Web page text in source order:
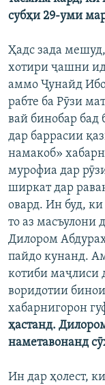
субҳи 29-уми
Ҳадс зада
хотири ҷашни
аммо Ҷунайд
рабте ба Рӯзи
вай бинобар бад
дар баррасии
намакоб»
мурофиа дар
ширкат дар
овард. Ин буд,
то аз масъулони
Дилором
пайдо кунанд.
котиби маҷлиси
воридотии
хабарнигорон
ҳастанд.
наметавонанд
Ин дар ҳолест,